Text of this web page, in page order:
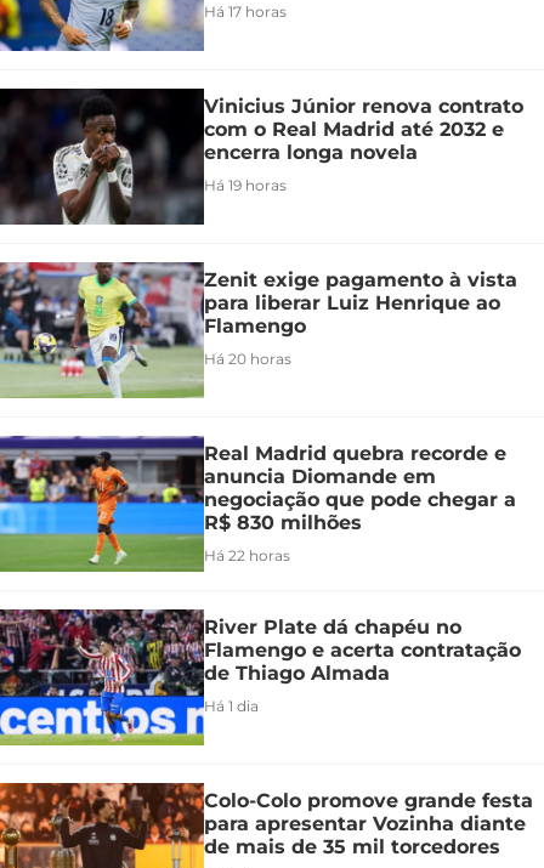
Há 17 horas
Vinicius Júnior renova contrato
com o Real Madrid até 2032 e
encerra longa novela
Há 19 horas
Zenit exige pagamento à vista
para liberar Luiz Henrique ao
Flamengo
Há 20 horas
Real Madrid quebra recorde e
anuncia Diomande em
negociação que pode chegar a
R$ 830 milhões
Há 22 horas
River Plate dá chapéu no
Flamengo e acerta contratação
de Thiago Almada
Há 1 dia
Colo-Colo promove grande festa
para apresentar Vozinha diante
de mais de 35 mil torcedores